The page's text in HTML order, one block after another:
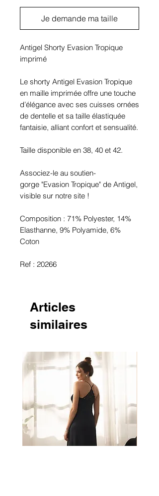
Je demande ma taille
Antigel Shorty Evasion Tropique
imprimé
Le shorty Antigel Evasion Tropique
en maille imprimée offre une touche
d’élégance avec ses cuisses ornées
de dentelle et sa taille élastiquée
fantaisie, alliant confort et sensualité.
Taille disponible en 38, 40 et 42.
Associez-le au soutien-
gorge "Evasion Tropique" de Antigel,
visible sur notre site !
Composition : 71% Polyester, 14%
Elasthanne, 9% Polyamide, 6%
Coton
Ref : 20266
Articles
similaires